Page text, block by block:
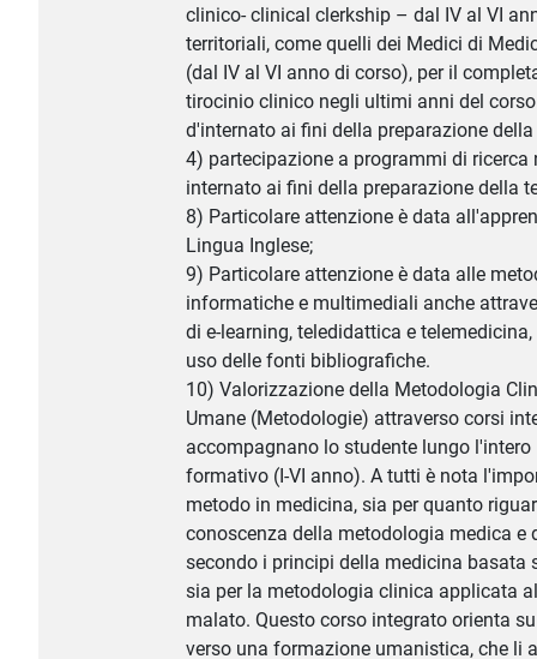
clinico- clinical clerkship – dal IV al VI
territoriali, come quelli dei Medici di
(dal IV al VI anno di corso), per il
tirocinio clinico negli ultimi anni del
d'internato ai fini della preparazione
4) partecipazione a programmi di ricerca
internato ai fini della preparazione della
8) Particolare attenzione è data
Lingua Inglese;
9) Particolare attenzione è data alle
informatiche e multimediali anche
di e-learning, teledidattica e
uso delle fonti bibliografiche.
10) Valorizzazione della Metodologia
Umane (Metodologie) attraverso corsi
accompagnano lo studente lungo l'intero
formativo (I-VI anno). A tutti è nota
metodo in medicina, sia per quanto
conoscenza della metodologia medica e
secondo i principi della medicina basata
sia per la metodologia clinica applicata
malato. Questo corso integrato orienta
verso una formazione umanistica, che li